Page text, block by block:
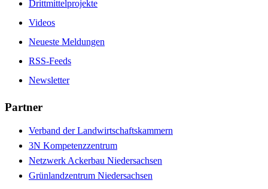
Drittmittelprojekte
Videos
Neueste Meldungen
RSS-Feeds
Newsletter
Partner
Verband der Landwirtschaftskammern
3N Kompetenzzentrum
Netzwerk Ackerbau Niedersachsen
Grünlandzentrum Niedersachsen